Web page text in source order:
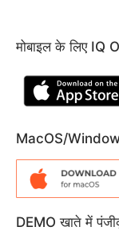
मोबाइल के लिए IQ
MacOS/
DEMO खाते में